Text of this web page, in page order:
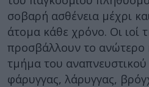
σοβαρή ασθένεια μέχρι
άτομα κάθε χρόνο. Οι ιοί
προσβάλλουν το ανώτερο
τμήμα του
φάρυγγας, λάρυγγας,